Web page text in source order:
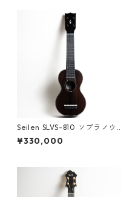
Seilen SLVS-810 ソプラノウク
レレ #2026
¥330,000